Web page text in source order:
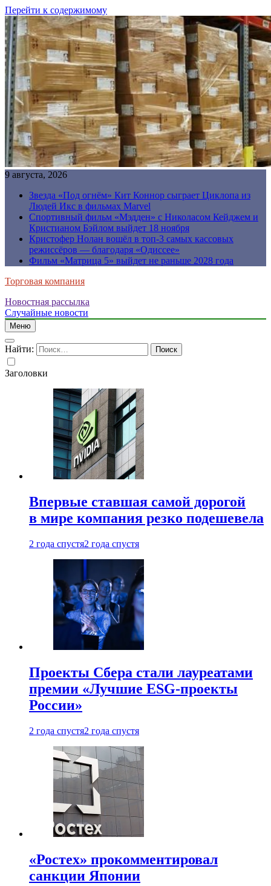
Перейти к содержимому
9 августа, 2026
Звезда «Под огнём» Кит Коннор сыграет Циклопа из
Людей Икс в фильмах Marvel
Спортивный фильм «Мэдден» с Николасом Кейджем и
Кристианом Бэйлом выйдет 18 ноября
Кристофер Нолан вошёл в топ-3 самых кассовых
режиссёров — благодаря «Одиссее»
Фильм «Матрица 5» выйдет не раньше 2028 года
Торговая компания
Новостная рассылка
Случайные новости
Меню
Найти:
Заголовки
Впервые ставшая самой дорогой
в мире компания резко подешевела
2 года спустя2 года спустя
Проекты Сбера стали лауреатами
премии «Лучшие ESG-проекты
России»
2 года спустя2 года спустя
«Ростех» прокомментировал
санкции Японии